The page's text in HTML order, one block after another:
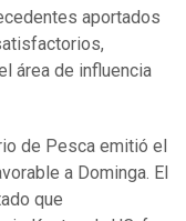
aportados
área de influencia
de Pesca emitió el
a Dominga. El
que